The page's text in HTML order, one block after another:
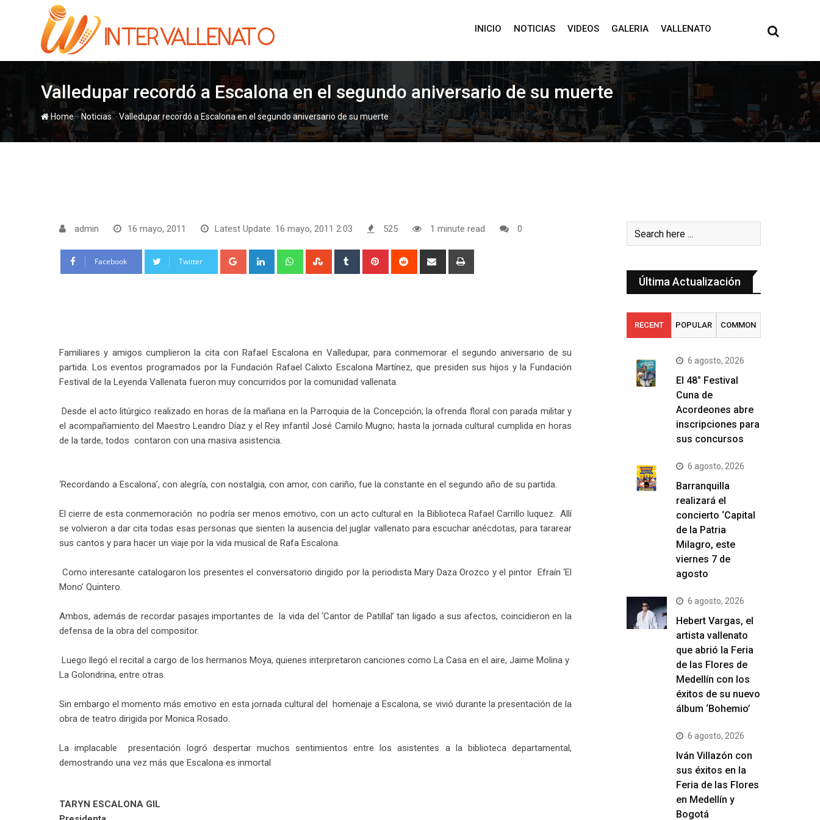
INICIO NOTICIAS VIDEOS GALERIA VALLENATO
Valledupar recordó a Escalona en el segundo aniversario de su muerte
Home-Noticias-Valledupar recordó a Escalona en el segundo aniversario de su muerte
admin 16 mayo, 2011 Latest Update: 16 mayo, 2011 2:03 525 1 minute read 0
Facebook Twitter Google+ LinkedIn WhatsappStumbleUpon
Tumblr Pinterest Reddit
Share
Familiares y amigos cumplieron la cita con Rafael Escalona en Valledupar, para conmemorar el segundo aniversario de su
partida. Los eventos programados por la Fundación Rafael Calixto Escalona Martínez, que presiden sus hijos y la Fundación
Festival de la Leyenda Vallenata fueron muy concurridos por la comunidad vallenata.
Desde el acto litúrgico realizado en horas de la mañana en la Parroquia de la Concepción; la ofrenda floral con parada militar y
el acompañamiento del Maestro Leandro Díaz y el Rey infantil José Camilo Mugno; hasta la jornada cultural cumplida en horas
de la tarde, todos contaron con una masiva asistencia.
‘Recordando a Escalona’, con alegría, con nostalgia, con amor, con cariño, fue la constante en el segundo año de su partida.
El cierre de esta conmemoración no podría ser menos emotivo, con un acto cultural en la Biblioteca Rafael Carrillo luquez. Allí
se volvieron a dar cita todas esas personas que sienten la ausencia del juglar vallenato para escuchar anécdotas, para tararear
sus cantos y para hacer un viaje por la vida musical de Rafa Escalona.
Como interesante catalogaron los presentes el conversatorio dirigido por la periodista Mary Daza Orozco y el pintor Efraín ‘El
Mono’ Quintero.
Ambos, además de recordar pasajes importantes de la vida del ‘Cantor de Patillal’ tan ligado a sus afectos, coincidieron en la
defensa de la obra del compositor.
Luego llegó el recital a cargo de los hermanos Moya, quienes interpretaron canciones como La Casa en el aire, Jaime Molina y
La Golondrina, entre otras.
Sin embargo el momento más emotivo en esta jornada cultural del homenaje a Escalona, se vivió durante la presentación de la
obra de teatro dirigida por Monica Rosado.
La implacable presentación logró despertar muchos sentimientos entre los asistentes a la biblioteca departamental,
demostrando una vez más que Escalona es inmortal
TARYN ESCALONA GIL
Última Actualización
RECENT POPULAR COMMON
6 agosto, 2026
El 48° Festival
Cuna de
Acordeones abre
inscripciones para
sus concursos
6 agosto, 2026
Barranquilla
realizará el
concierto ‘Capital
de la Patria
Milagro, este
viernes 7 de
agosto
6 agosto, 2026
Hebert Vargas, el
artista vallenato
que abrió la Feria
de las Flores de
Medellín con los
éxitos de su nuevo
álbum ‘Bohemio’
6 agosto, 2026
Iván Villazón con
sus éxitos en la
Feria de las Flores
en Medellín y
Bogotá